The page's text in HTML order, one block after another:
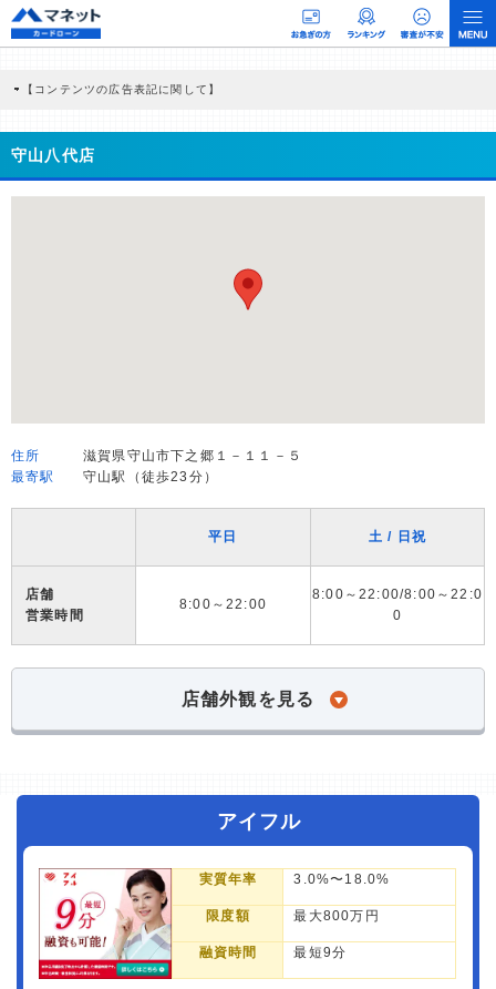
【コンテンツの広告表記に関して】
商品を根拠なくPRするものではなく、当編集部の調査／ユーザーへの口コミ収集な
どに基づき、公平性を担保した情報提供を行っています。
>提携企業一覧
守山八代店
住所
滋賀県守山市下之郷１－１１－５
最寄駅
守山駅（徒歩23分）
平日 土 / 日祝
店舗
営業時間
8:00～22:00
8:00～22:00/8:00～22:0
0
店舗外観を見る
アイフル
実質年率 3.0%〜18.0%
限度額 最大800万円
融資時間 最短9分